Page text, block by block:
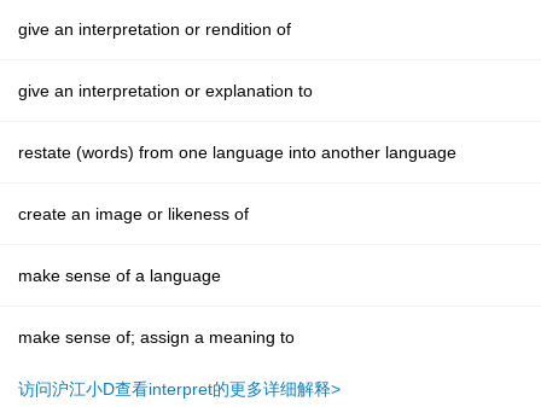
give an interpretation or rendition of
give an interpretation or explanation to
restate (words) from one language into another language
create an image or likeness of
make sense of a language
make sense of; assign a meaning to
访问沪江小D查看interpret的更多详细解释>